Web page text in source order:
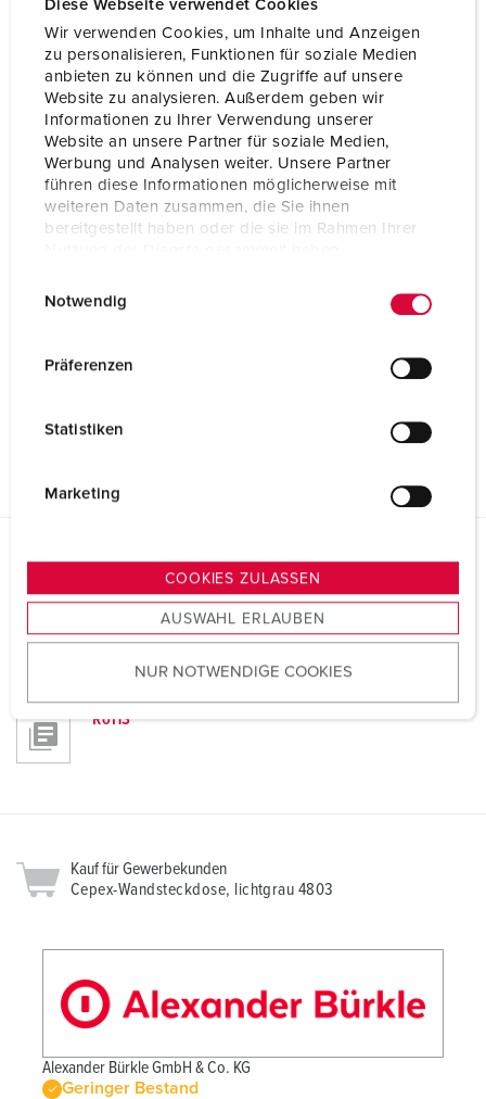
Diese Webseite verwendet Cookies
Wir verwenden Cookies, um Inhalte und Anzeigen
zu personalisieren, Funktionen für soziale Medien
anbieten zu können und die Zugriffe auf unsere
Website zu analysieren. Außerdem geben wir
Informationen zu Ihrer Verwendung unserer
Website an unsere Partner für soziale Medien,
Werbung und Analysen weiter. Unsere Partner
führen diese Informationen möglicherweise mit
weiteren Daten zusammen, die Sie ihnen
bereitgestellt haben oder die sie im Rahmen Ihrer
s
u
w
a
h
Notwendig
Präferenzen
Statistiken
Marketing
COOKIES ZULASSEN
AUSWAHL ERLAUBEN
NUR NOTWENDIGE COOKIES
Produktinfoblatt
Cepex-Wandsteckdose, lichtgrau 4803
PDF, 445 KB
CAD-Daten STP
Cepex-Wandsteckdose, lichtgrau 4803
CAD-Daten 3D-DWG
Cepex-Wandsteckdose, lichtgrau 4803
ZIP, 938 KB
PNG, 179 KB
Cepex-Wandsteckdose, lichtgrau 4803
Prospekt
Cepex-Wandsteckdose, lichtgrau 4803
REACh
RoHS
Kauf für Gewerbekunden
Cepex-Wandsteckdose, lichtgrau 4803
Alexander Bürkle GmbH & Co. KG
Geringer Bestand